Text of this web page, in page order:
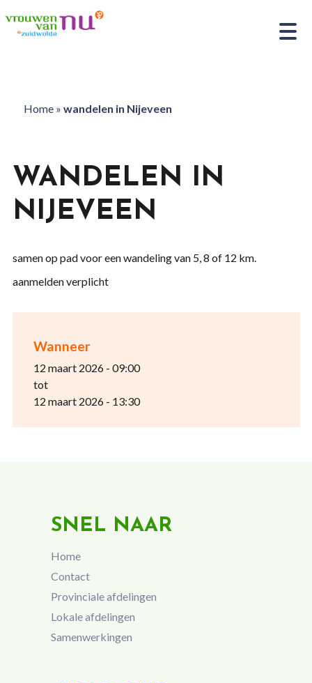
Home» wandelen in Nijeveen
Wanneer
12 maart 2026 - 09:00
tot
12 maart 2026 - 13:30
WANDELEN IN
NIJEVEEN
samen op pad voor een wandeling van 5, 8 of 12 km.
aanmelden verplicht
SNEL NAAR
Home
Contact
Provinciale afdelingen
Lokale afdelingen
Samenwerkingen